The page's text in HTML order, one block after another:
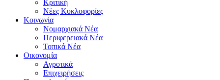
Κριτική
Νέες Κυκλοφορίες
Κοινωνία
Νομαρχιακά Νέα
Περιφερειακά Νέα
Τοπικά Νέα
Οικονομία
Αγροτικά
Επιχειρήσεις